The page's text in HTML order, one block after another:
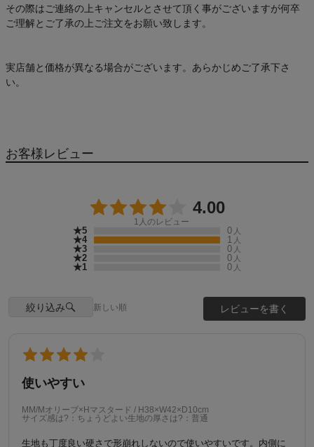
その際はご連絡の上キャンセルとさせて頂く事がございますが何卒
ご理解とご了承の上ご注文をお願い致します。
実店舗と価格が異なる場合がございます。あらかじめご了承下さ
い。
お客様レビュー
4.00
1 人のレビュー
★5 0 人
★4 1 人
★3 0 人
★2 0 人
★1 0 人
絞り込み 新しい順 レビューを書く
使いやすい
MM/Mオリーブ×Hマスタード / H38×W42×D10cm
サイズ感は?：ちょうどよい生地の厚さは?：普通
生地も丁度良い硬さで形崩れしないので使いやすいです。内側に